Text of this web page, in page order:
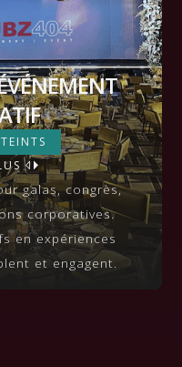
galas, congrès,
corporatives.
en expériences
et engagent.